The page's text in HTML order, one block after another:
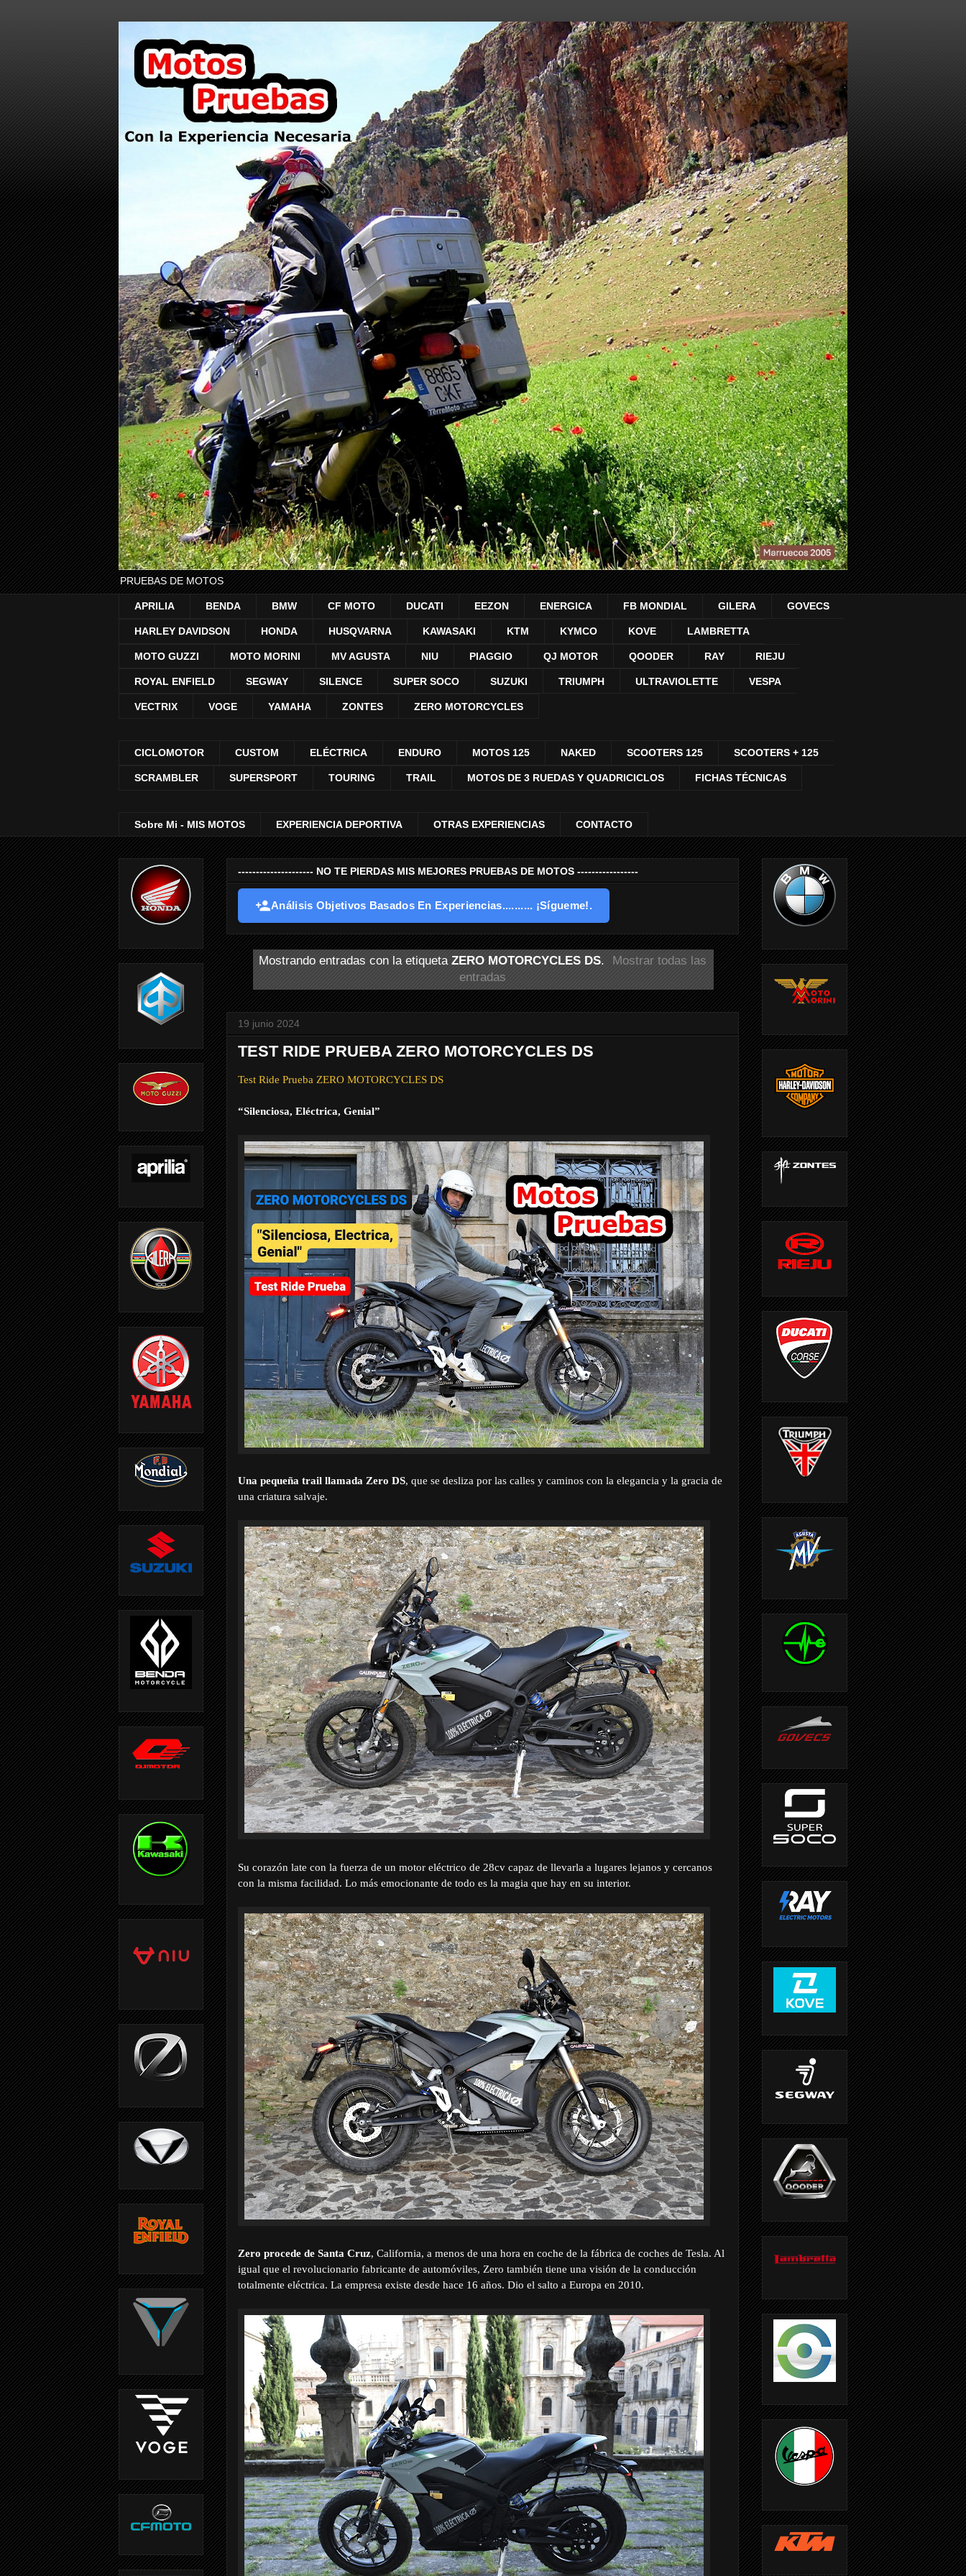
PRUEBAS DE MOTOS
APRILIA BENDA BMW CF MOTO DUCATI EEZON ENERGICA FB MONDIAL GILERA GOVECS
HARLEY DAVIDSON HONDA HUSQVARNA KAWASAKI KTM KYMCO KOVE LAMBRETTA
MOTO GUZZI MOTO MORINI MV AGUSTA NIU PIAGGIO QJ MOTOR QOODER RAY RIEJU
ROYAL ENFIELD SEGWAY SILENCE SUPER SOCO SUZUKI TRIUMPH ULTRAVIOLETTE VESPA
VECTRIX VOGE YAMAHA ZONTES ZERO MOTORCYCLES
CICLOMOTOR CUSTOM ELÉCTRICA ENDURO MOTOS 125 NAKED SCOOTERS 125 SCOOTERS + 125
SCRAMBLER SUPERSPORT TOURING TRAIL MOTOS DE 3 RUEDAS Y QUADRICICLOS FICHAS TÉCNICAS
Sobre Mi - MIS MOTOS EXPERIENCIA DEPORTIVA OTRAS EXPERIENCIAS CONTACTO
--------------------- NO TE PIERDAS MIS MEJORES PRUEBAS DE MOTOS -----------------
Análisis Objetivos Basados En Experiencias.......... ¡Sígueme!.
Mostrando entradas con la etiqueta ZERO MOTORCYCLES DS.
Mostrar todas las
entradas
19 junio 2024
TEST RIDE PRUEBA ZERO MOTORCYCLES DS
Test Ride Prueba ZERO MOTORCYCLES DS
“Silenciosa, Eléctrica, Genial”
Una pequeña trail llamada Zero DS, que se desliza por las calles y caminos con la elegancia y la gracia de
una criatura salvaje.
Su corazón late con la fuerza de un motor eléctrico de 28cv capaz de llevarla a lugares lejanos y cercanos
con la misma facilidad. Lo más emocionante de todo es la magia que hay en su interior.
Zero procede de Santa Cruz, California, a menos de una hora en coche de la fábrica de coches de Tesla. Al
igual que el revolucionario fabricante de automóviles, Zero también tiene una visión de la conducción
totalmente eléctrica. La empresa existe desde hace 16 años. Dio el salto a Europa en 2010.